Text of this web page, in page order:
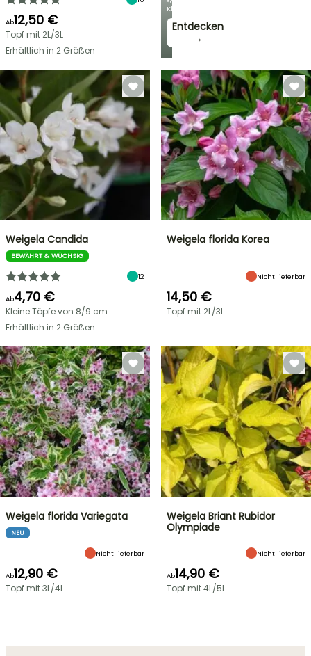
Kletterpflanzen!
Entdecken
→
Ab12,50 €
Topf mit 2L/3L
Erhältlich in 2 Größen
Weigela Candida
BEWÄHRT & WÜCHSIG
12
Ab4,70 €
Kleine Töpfe von 8/9 cm
Erhältlich in 2 Größen
Weigela florida Korea
Nicht lieferbar
14,50 €
Topf mit 2L/3L
Weigela florida Variegata
NEU
Nicht lieferbar
Ab12,90 €
Topf mit 3L/4L
Weigela Briant Rubidor
Olympiade
Nicht lieferbar
Ab14,90 €
Topf mit 4L/5L